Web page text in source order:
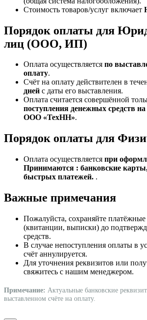
Стоимость товаров/услуг включает
Порядок оплаты для
лиц (ООО, ИП)
Оплата осуществляется по
оплату.
Счёт на оплату действителен в
дней с даты его выставления.
Оплата считается совершённой
поступления денежных средств
ООО «ТехНН».
Порядок оплаты для
Оплата осуществляется при
Принимаются : банковские
быстрых платежей. .
Важные примечания
Пожалуйста, сохраняйте
(квитанции, выписки) до
средств.
В случае непоступления оплаты в
счёт аннулируется.
Для уточнения реквизитов или
свяжитесь с нашим менеджером.
Примечание: Актуальные банковские
выставленном счёте на оплату.